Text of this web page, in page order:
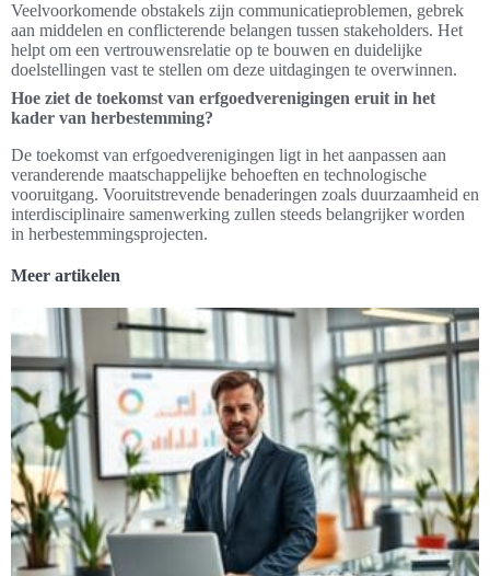
Veelvoorkomende obstakels zijn communicatieproblemen, gebrek
aan middelen en conflicterende belangen tussen stakeholders. Het
helpt om een vertrouwensrelatie op te bouwen en duidelijke
doelstellingen vast te stellen om deze uitdagingen te overwinnen.
Hoe ziet de toekomst van erfgoedverenigingen eruit in het
kader van herbestemming?
De toekomst van erfgoedverenigingen ligt in het aanpassen aan
veranderende maatschappelijke behoeften en technologische
vooruitgang. Vooruitstrevende benaderingen zoals duurzaamheid en
interdisciplinaire samenwerking zullen steeds belangrijker worden
in herbestemmingsprojecten.
Meer artikelen